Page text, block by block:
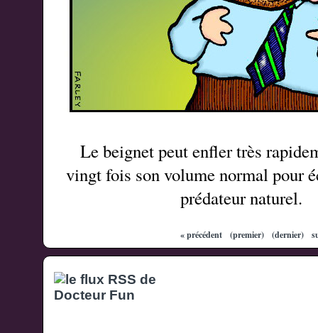
Le beignet peut enfler très
vingt fois son volume normal pour
prédateur naturel.
« précédent (premier) (dernier)